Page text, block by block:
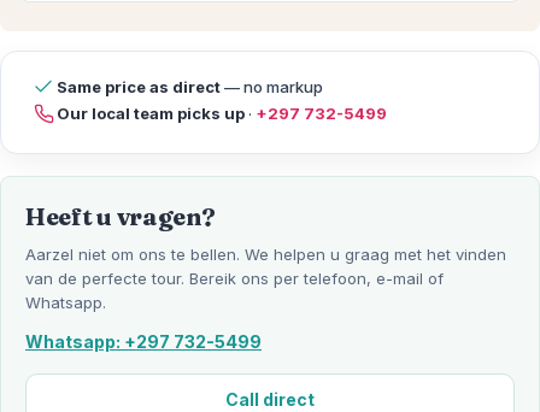
Same price as direct— no markup
Our local team picks up· +297 732-5499
Heeft u vragen?
Aarzel niet om ons te bellen. We helpen u graag met het vinden
van de perfecte tour. Bereik ons per telefoon, e-mail of
Whatsapp.
Whatsapp: +297 732-5499
Call direct